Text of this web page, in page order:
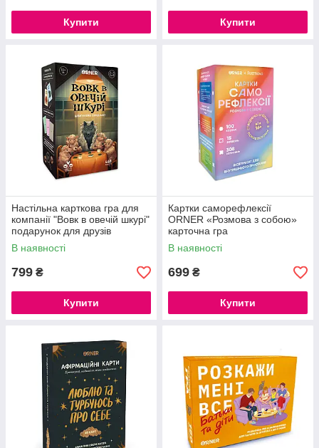
Купити Купити
Настільна карткова гра для
компанії "Вовк в овечій шкурі"
подарунок для друзів
В наявності
799 ₴
Купити
Картки саморефлексії
ORNER «Розмова з собою»
карточна гра
В наявності
699 ₴
Купити